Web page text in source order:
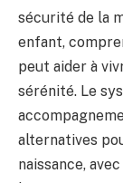
sécurité de la
enfant,
peut aider à
sérénité. Le
alternatives
naissance,